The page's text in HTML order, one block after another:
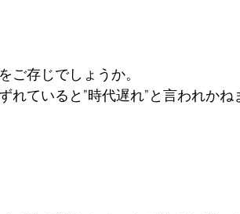
ご存じでしょうか。
ていると”時代遅れ”と言われかね